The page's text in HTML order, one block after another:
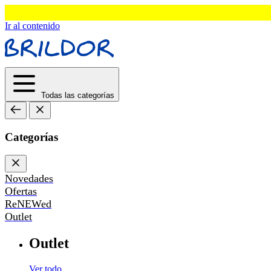
Ir al contenido
Todas las categorías
Categorías
Novedades
Ofertas
ReNEWed
Outlet
Outlet